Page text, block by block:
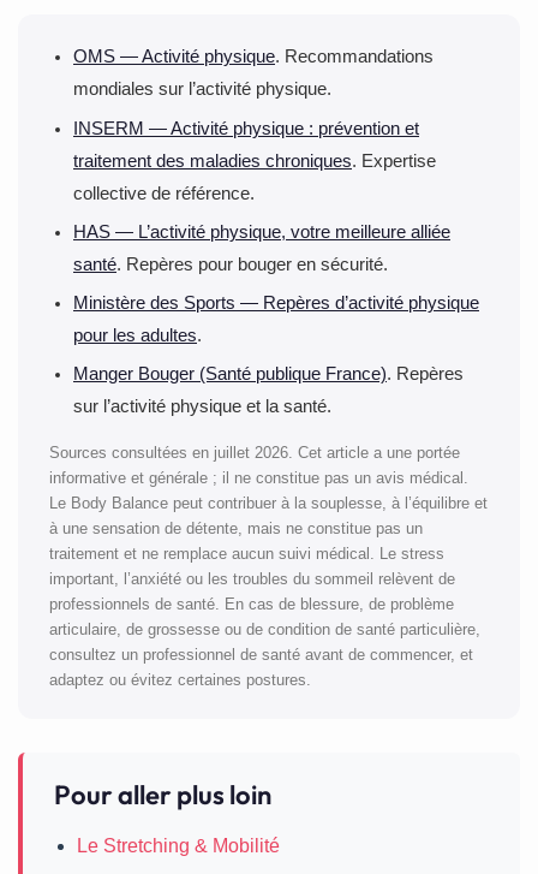
envies. Étant doux, il se pratique volontiers en
complément d’autres activités, ou comme séance de
OMS — Activité physique. Recommandations
mondiales sur l’activité physique.
INSERM — Activité physique : prévention et
traitement des maladies chroniques. Expertise
collective de référence.
HAS — L’activité physique, votre meilleure alliée
santé. Repères pour bouger en sécurité.
Ministère des Sports — Repères d’activité physique
pour les adultes.
Manger Bouger (Santé publique France). Repères
sur l’activité physique et la santé.
Sources consultées en juillet 2026. Cet article a une portée
informative et générale ; il ne constitue pas un avis médical.
Le Body Balance peut contribuer à la souplesse, à l’équilibre et
à une sensation de détente, mais ne constitue pas un
traitement et ne remplace aucun suivi médical. Le stress
important, l’anxiété ou les troubles du sommeil relèvent de
professionnels de santé. En cas de blessure, de problème
articulaire, de grossesse ou de condition de santé particulière,
consultez un professionnel de santé avant de commencer, et
adaptez ou évitez certaines postures.
Pour aller plus loin
Le Stretching & Mobilité